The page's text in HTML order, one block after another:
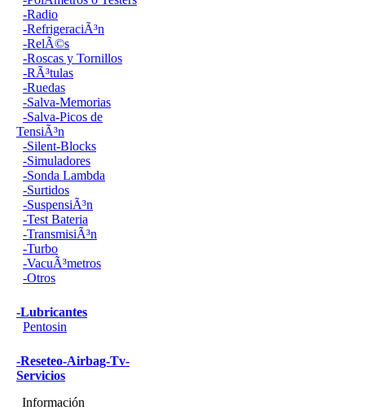
-Radio
-RefrigeraciÃ³n
-RelÃ©s
-Roscas y Tornillos
-RÃ³tulas
-Ruedas
-Salva-Memorias
-Salva-Picos de
TensiÃ³n
-Silent-Blocks
-Simuladores
-Sonda Lambda
-Surtidos
-SuspensiÃ³n
-Test Bateria
-TransmisiÃ³n
-Turbo
-VacuÃ³metros
-Otros
-Lubricantes
Pentosin
-Reseteo-Airbag-Tv-
Servicios
Información